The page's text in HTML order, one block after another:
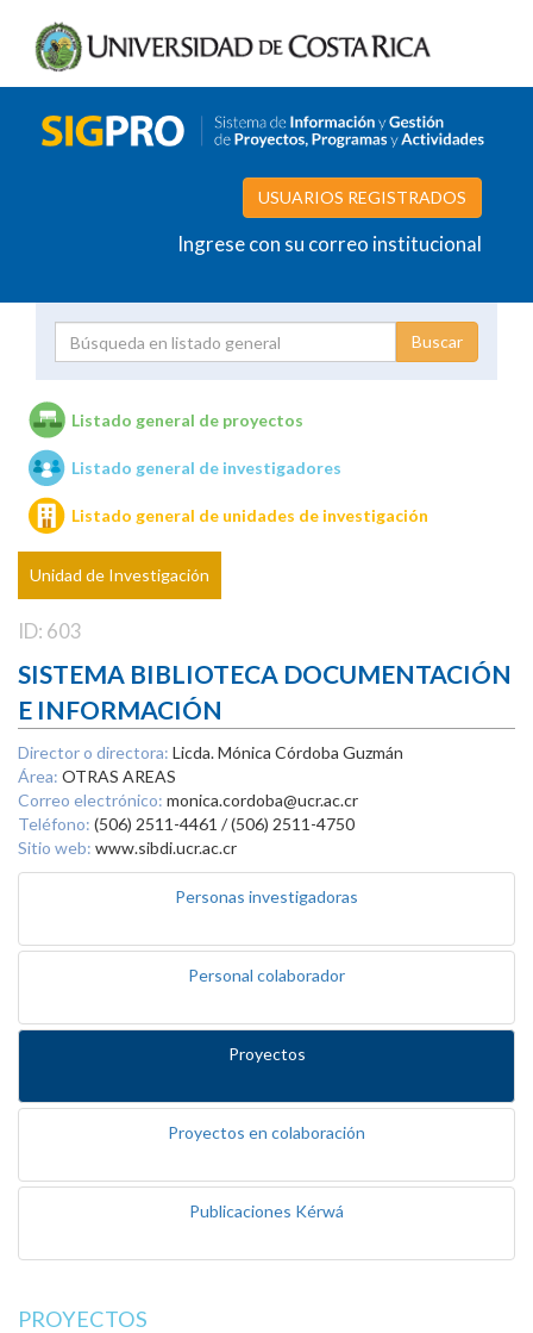
USUARIOS REGISTRADOS
Ingrese con su correo institucional
Unidades de investigación
Listado general de proyectos
Listado general de investigadores
Listado general de unidades de investigación
Unidad de Investigación
ID: 603
SISTEMA BIBLIOTECA DOCUMENTACIÓN
E INFORMACIÓN
Director o directora: Licda. Mónica Córdoba Guzmán
Área: OTRAS AREAS
Correo electrónico: monica.cordoba@ucr.ac.cr
Teléfono: (506) 2511-4461 / (506) 2511-4750
Sitio web: www.sibdi.ucr.ac.cr
Personas investigadoras
Personal colaborador
Proyectos
Proyectos en colaboración
Publicaciones Kérwá
PROYECTOS